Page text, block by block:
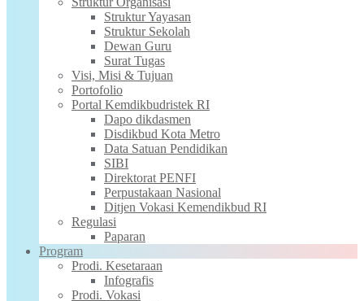
Struktur Yayasan
Struktur Sekolah
Dewan Guru
Surat Tugas
Visi, Misi & Tujuan
Portofolio
Portal Kemdikbudristek RI
Dapo dikdasmen
Disdikbud Kota Metro
Data Satuan Pendidikan
SIBI
Direktorat PENFI
Perpustakaan Nasional
Ditjen Vokasi Kemendikbud RI
Regulasi
Paparan
Program
Prodi. Kesetaraan
Infografis
Prodi. Vokasi